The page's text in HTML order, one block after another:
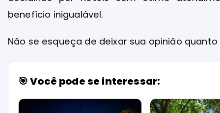
benefício inigualável.
Não se esqueça de deixar sua opinião
🎯 Você pode se interessar: